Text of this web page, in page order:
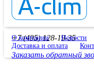
+7 (495) 128-19-35
Заказать обратный
О компании Новости
Доставка и оплата